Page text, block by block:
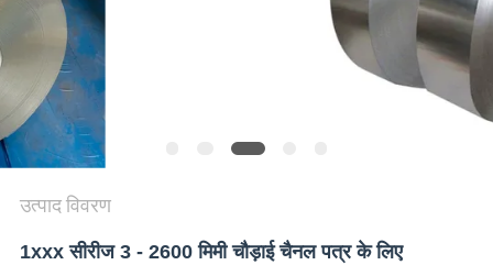
SITEMAP
गोपनीयता
नीति
उत्पाद विवरण
1xxx सीरीज 3 - 2600 मिमी चौड़ाई चैनल पत्र के लिए